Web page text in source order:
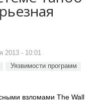
2013 - 10:01
Уязвимости программ
взломами The Wall